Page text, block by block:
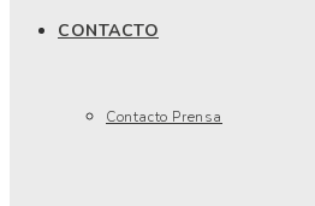
CONTACTO
Contacto Prensa